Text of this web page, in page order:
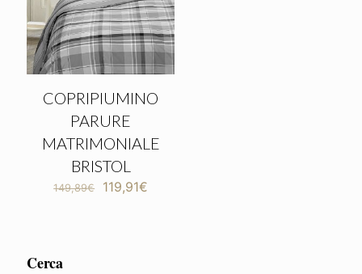
COPRIPIUMINO
PARURE
MATRIMONIALE
BRISTOL
149,89€
Il
119,91€
Cerca